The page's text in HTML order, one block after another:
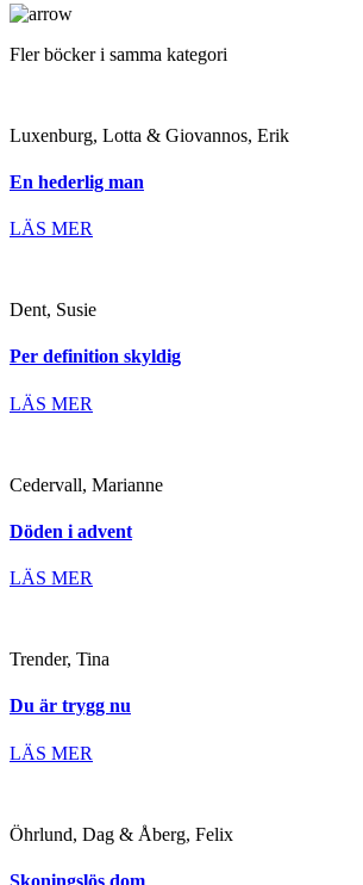
Fler böcker i samma kategori
Luxenburg, Lotta & Giovannos, Erik
En hederlig man
LÄS MER
Dent, Susie
Per definition skyldig
LÄS MER
Cedervall, Marianne
Döden i advent
LÄS MER
Trender, Tina
Du är trygg nu
LÄS MER
Öhrlund, Dag & Åberg, Felix
Skoningslös dom